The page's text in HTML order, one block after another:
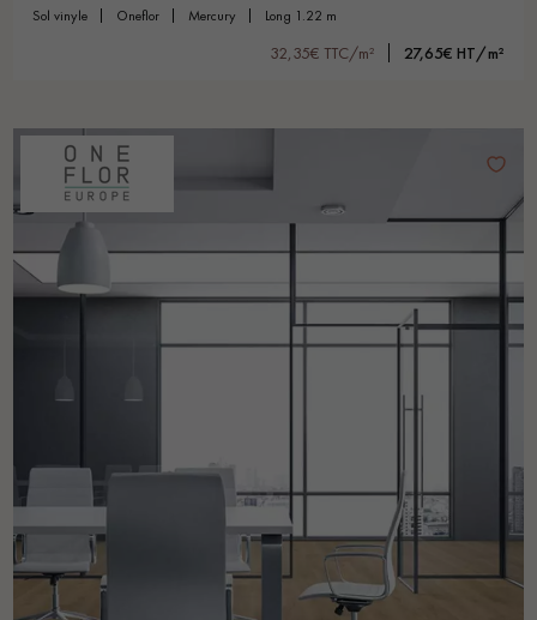
sol vinyle oneflor mercury long 1.22 m
32,35€ TTC/m² 27,65€ HT/m²